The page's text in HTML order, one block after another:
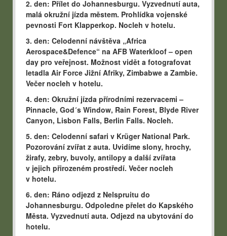
2. den: Přílet do Johannesburgu. Vyzvednutí auta,
malá okružní jízda městem. Prohlídka vojenské
pevnosti Fort Klapperkop. Nocleh v hotelu.
3. den: Celodenní návštěva „Africa
Aerospace&Defence“ na AFB Waterkloof – open
day pro veřejnost. Možnost vidět a fotografovat
letadla Air Force Jižní Afriky, Zimbabwe a Zambie.
Večer nocleh v hotelu.
4. den: Okružní jízda přírodními rezervacemi –
Pinnacle, God´s Window, Rain Forest, Blyde River
Canyon, Lisbon Falls, Berlin Falls. Nocleh.
5. den: Celodenní safari v Krüger National Park.
Pozorování zvířat z auta. Uvidíme slony, hrochy,
žirafy, zebry, buvoly, antilopy a další zvířata
v jejich přirozeném prostředí. Večer nocleh
v hotelu.
6. den: Ráno odjezd z Nelspruitu do
Johannesburgu. Odpoledne přelet do Kapského
Města. Vyzvednutí auta. Odjezd na ubytování do
hotelu.